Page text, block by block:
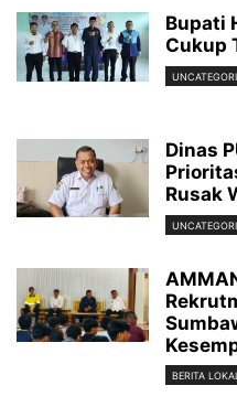
Bupati
Cukup
Dinas
Rusak
BERITA LOKAL